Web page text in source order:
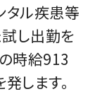
タル疾患等
し出勤を
時給913
します。